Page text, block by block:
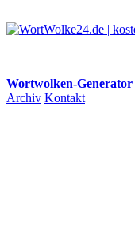
Wortwolken-Generator
Archiv Kontakt